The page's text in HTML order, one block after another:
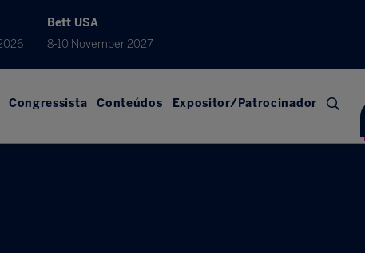
Bett USA
8-10 November 2027
Congressista Conteúdos Expositor/Patrocinador